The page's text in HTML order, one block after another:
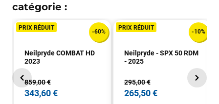
catégorie :
PRIX RÉDUIT
-60%
Neilpryde COMBAT HD
2023
859,00 €
343,60 €
PRIX RÉDUIT
-10%
Neilpryde - SPX 50 RDM
- 2025
295,00 €
265,50 €